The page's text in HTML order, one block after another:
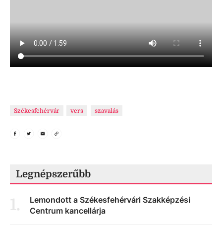
Székesfehérvár vers szavalás
Legnépszerűbb
1.
Lemondott a Székesfehérvári Szakképzési
Centrum kancellárja